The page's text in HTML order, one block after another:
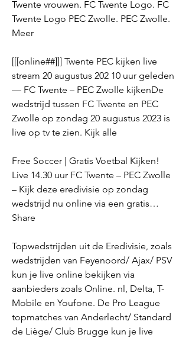
Twente vrouwen. FC Twente Logo. FC
Twente Logo PEC Zwolle. PEC Zwolle.
Meer
[[[online##]]] Twente PEC kijken live
stream 20 augustus 202 10 uur geleden
— FC Twente – PEC Zwolle kijkenDe
wedstrijd tussen FC Twente en PEC
Zwolle op zondag 20 augustus 2023 is
live op tv te zien. Kijk alle
Free Soccer | Gratis Voetbal Kijken!
Live 14.30 uur FC Twente – PEC Zwolle
– Kijk deze eredivisie op zondag
wedstrijd nu online via een gratis…
Share
Topwedstrijden uit de Eredivisie, zoals
wedstrijden van Feyenoord/ Ajax/ PSV
kun je live online bekijken via
aanbieders zoals Online. nl, Delta, T-
Mobile en Youfone. De Pro League
topmatches van Anderlecht/ Standard
de Liège/ Club Brugge kun je live